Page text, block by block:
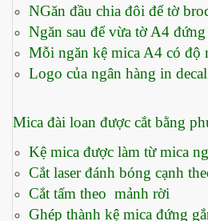
NGăn đầu chia đôi để tờ
Ngăn sau để vừa tờ A4 đứng
Mỗi ngăn kệ mica A4 có độ
Logo của ngân hàng in
Mica đài loan được cắt bằng
Kệ mica được làm từ mica
Cắt laser đánh bóng cạnh
Cắt tấm theo mảnh rời
Ghép thành kệ mica đứng